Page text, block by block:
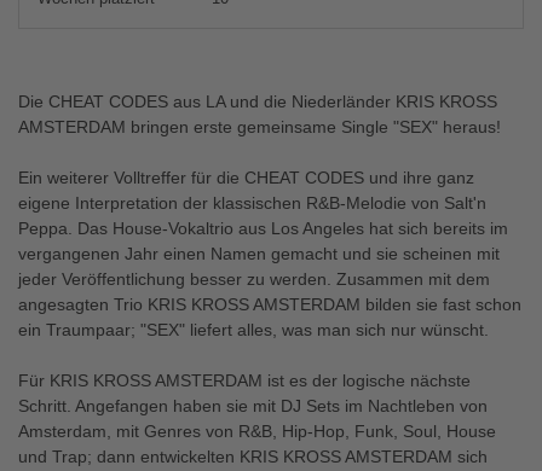
Die CHEAT CODES aus LA und die Niederländer KRIS KROSS
AMSTERDAM bringen erste gemeinsame Single "SEX" heraus!
Ein weiterer Volltreffer für die CHEAT CODES und ihre ganz
eigene Interpretation der klassischen R&B-Melodie von Salt'n
Peppa. Das House-Vokaltrio aus Los Angeles hat sich bereits im
vergangenen Jahr einen Namen gemacht und sie scheinen mit
jeder Veröffentlichung besser zu werden. Zusammen mit dem
angesagten Trio KRIS KROSS AMSTERDAM bilden sie fast schon
ein Traumpaar; "SEX" liefert alles, was man sich nur wünscht.
Für KRIS KROSS AMSTERDAM ist es der logische nächste
Schritt. Angefangen haben sie mit DJ Sets im Nachtleben von
Amsterdam, mit Genres von R&B, Hip-Hop, Funk, Soul, House
und Trap; dann entwickelten KRIS KROSS AMSTERDAM sich